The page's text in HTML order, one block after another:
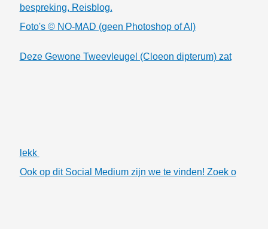
bespreking, Reisblog.
Foto's © NO-MAD (geen Photoshop of AI)
Deze Gewone Tweevleugel (Cloeon dipterum) zat
lekk
Ook op dit Social Medium zijn we te vinden! Zoek o